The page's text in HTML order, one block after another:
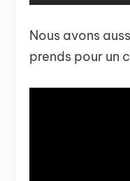
Nous avons
prends pour un